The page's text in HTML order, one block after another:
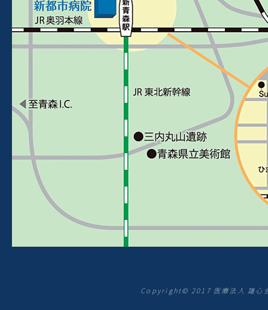
Copyright© 2017 医療法人 雄心